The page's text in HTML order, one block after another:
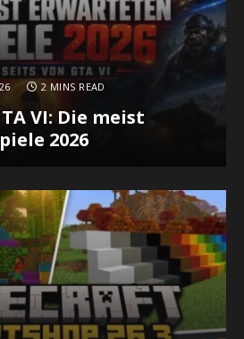
2 MINS READ
VI: Die meist
2026